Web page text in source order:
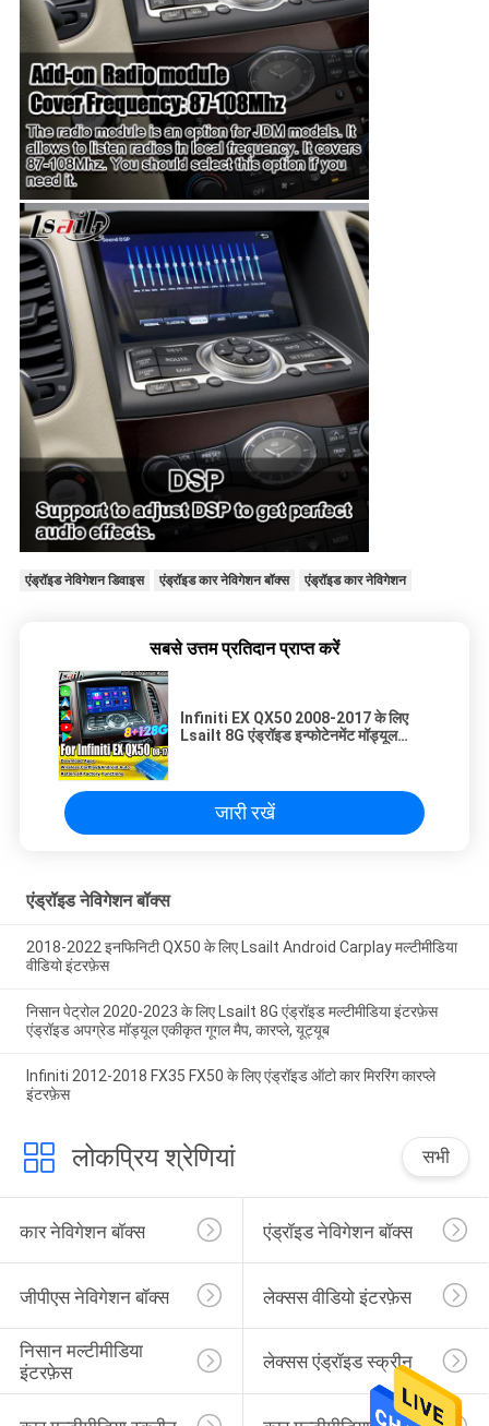
एंड्रॉइड नेविगेशन डिवाइस एंड्रॉइड कार नेविगेशन बॉक्स एंड्रॉइड कार नेविगेशन
सबसे उत्तम प्रतिदान प्राप्त करें
Infiniti EX QX50 2008-2017 के लिए
Lsailt 8G एंड्रॉइड इन्फोटेनमेंट मॉड्यूल
जारी रखें
एंड्रॉइड नेविगेशन बॉक्स
2018-2022 इनफिनिटी QX50 के लिए Lsailt Android Carplay मल्टीमीडिया
वीडियो इंटरफ़ेस
निसान पेट्रोल 2020-2023 के लिए Lsailt 8G एंड्रॉइड मल्टीमीडिया इंटरफ़ेस
एंड्रॉइड अपग्रेड मॉड्यूल एकीकृत गूगल मैप, कारप्ले, यूट्यूब
Infiniti 2012-2018 FX35 FX50 के लिए एंड्रॉइड ऑटो कार मिररिंग कारप्ले
इंटरफ़ेस
लोकप्रिय श्रेणियां सभी
कार नेविगेशन बॉक्स एंड्रॉइड नेविगेशन बॉक्स
जीपीएस नेविगेशन बॉक्स लेक्सस वीडियो इंटरफ़ेस
निसान मल्टीमीडिया
इंटरफ़ेस
लेक्सस एंड्रॉइड स्क्रीन